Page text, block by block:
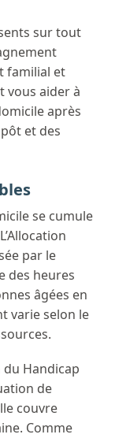
sur tout
familial et
vous aider à
après
et des
se cumule
par le
des heures
âgées en
varie selon le
Handicap
de
couvre
Comme